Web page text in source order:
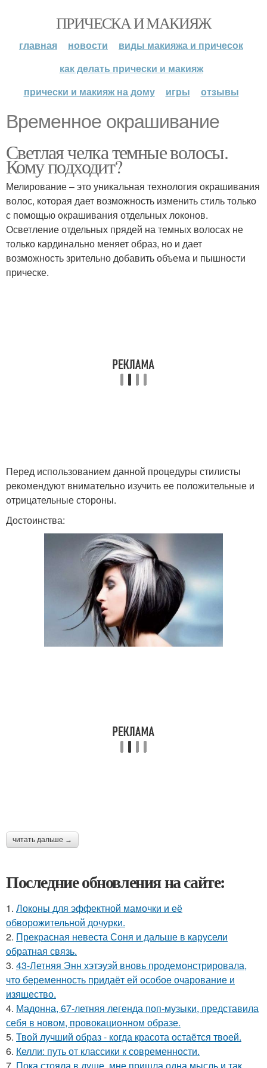
ПРИЧЕСКА И МАКИЯЖ
главная новости
виды макияжа и причесок
как делать прически и макияж
прически и макияж на дому
игры отзывы
Временное окрашивание
Светлая челка темные волосы.
Кому подходит?
Мелирование – это уникальная технология окрашивания
волос, которая дает возможность изменить стиль только
с помощью окрашивания отдельных локонов.
Осветление отдельных прядей на темных волосах не
только кардинально меняет образ, но и дает
возможность зрительно добавить объема и пышности
прическе.
Перед использованием данной процедуры стилисты
рекомендуют внимательно изучить ее положительные и
отрицательные стороны.
Достоинства:
читать дальше →
Последние обновления на сайте:
1. Локоны для эффектной мамочки и её
обворожительной дочурки.
2. Прекрасная невеста Соня и дальше в карусели
обратная связь.
3. 43-Летняя Энн хэтэуэй вновь продемонстрировала,
что беременность придаёт ей особое очарование и
изящество.
4. Мадонна, 67-летняя легенда поп-музыки, представила
себя в новом, провокационном образе.
5. Твой лучший образ - когда красота остаётся твоей.
6. Келли: путь от классики к современности.
7. Пока стояла в душе, мне пришла одна мысль и так